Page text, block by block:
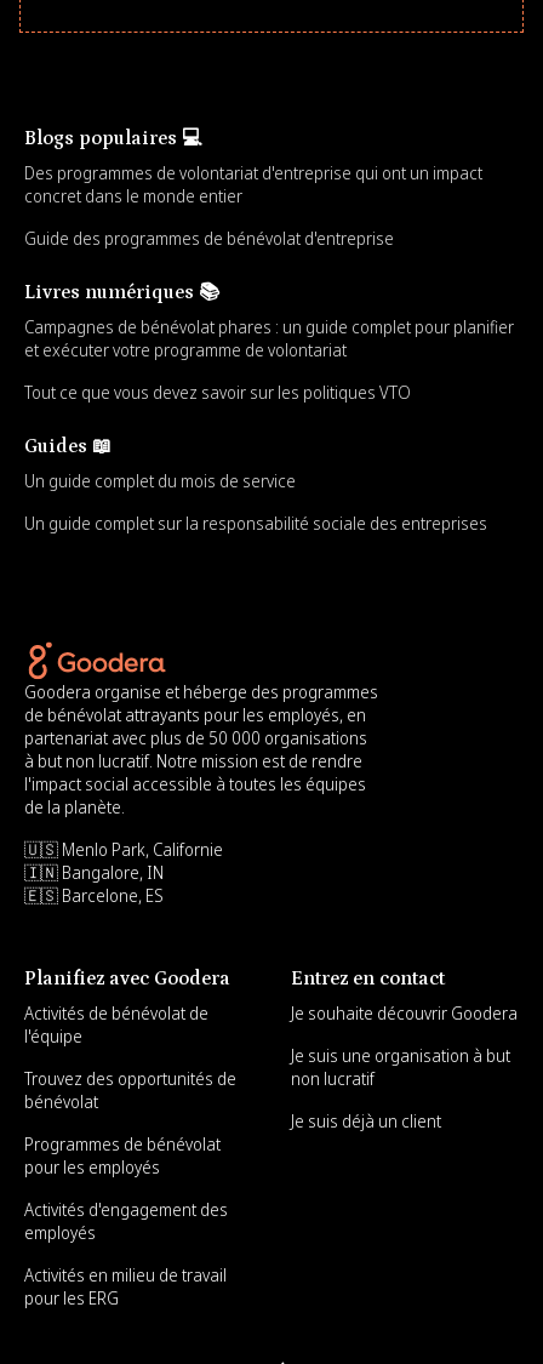
Blogs populaires 💻
Des programmes de volontariat d'entreprise qui ont un impact
concret dans le monde entier
Guide des programmes de bénévolat d'entreprise
Livres numériques 📚
Campagnes de bénévolat phares : un guide complet pour planifier
et exécuter votre programme de volontariat
Tout ce que vous devez savoir sur les politiques VTO
Guides 📖
Un guide complet du mois de service
Un guide complet sur la responsabilité sociale des entreprises
Goodera organise et héberge des programmes
de bénévolat attrayants pour les employés, en
partenariat avec plus de 50 000 organisations
à but non lucratif. Notre mission est de rendre
l'impact social accessible à toutes les équipes
de la planète.
🇺🇸 Menlo Park, Californie
🇮🇳 Bangalore, IN
🇪🇸 Barcelone, ES
Planifiez avec Goodera
Activités de bénévolat de
l'équipe
Trouvez des opportunités de
bénévolat
Programmes de bénévolat
pour les employés
Activités d'engagement des
employés
Activités en milieu de travail
pour les ERG
Entrez en contact
Je souhaite découvrir Goodera
Je suis une organisation à but
non lucratif
Je suis déjà un client